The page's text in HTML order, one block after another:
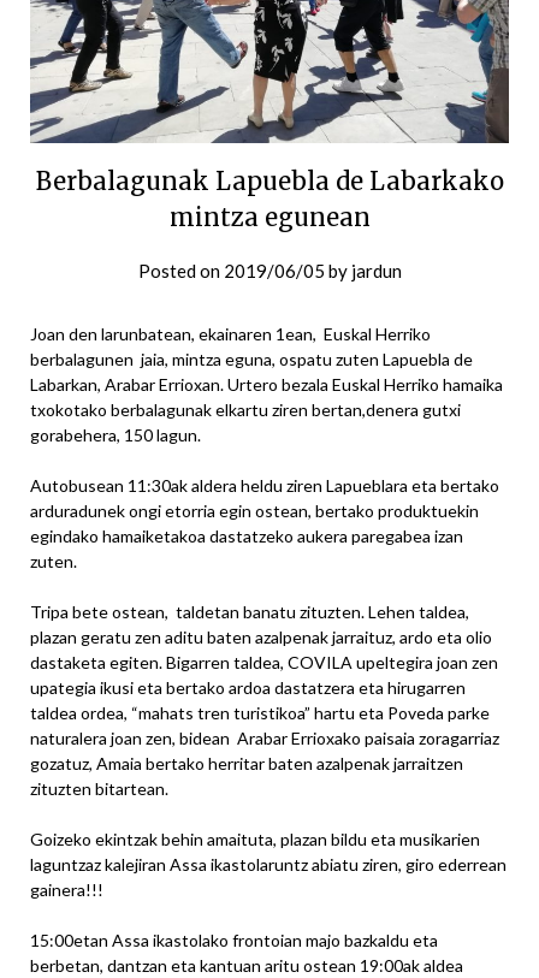
Berbalagunak Lapuebla de Labarkako
mintza egunean
Posted on 2019/06/05 by jardun
Joan den larunbatean, ekainaren 1ean, Euskal Herriko
berbalagunen jaia, mintza eguna, ospatu zuten Lapuebla de
Labarkan, Arabar Errioxan. Urtero bezala Euskal Herriko hamaika
txokotako berbalagunak elkartu ziren bertan,denera gutxi
gorabehera, 150 lagun.
Autobusean 11:30ak aldera heldu ziren Lapueblara eta bertako
arduradunek ongi etorria egin ostean, bertako produktuekin
egindako hamaiketakoa dastatzeko aukera paregabea izan
zuten.
Tripa bete ostean, taldetan banatu zituzten. Lehen taldea,
plazan geratu zen aditu baten azalpenak jarraituz, ardo eta olio
dastaketa egiten. Bigarren taldea, COVILA upeltegira joan zen
upategia ikusi eta bertako ardoa dastatzera eta hirugarren
taldea ordea, “mahats tren turistikoa” hartu eta Poveda parke
naturalera joan zen, bidean Arabar Errioxako paisaia zoragarriaz
gozatuz, Amaia bertako herritar baten azalpenak jarraitzen
zituzten bitartean.
Goizeko ekintzak behin amaituta, plazan bildu eta musikarien
laguntzaz kalejiran Assa ikastolaruntz abiatu ziren, giro ederrean
gainera!!!
15:00etan Assa ikastolako frontoian majo bazkaldu eta
berbetan, dantzan eta kantuan aritu ostean 19:00ak aldea